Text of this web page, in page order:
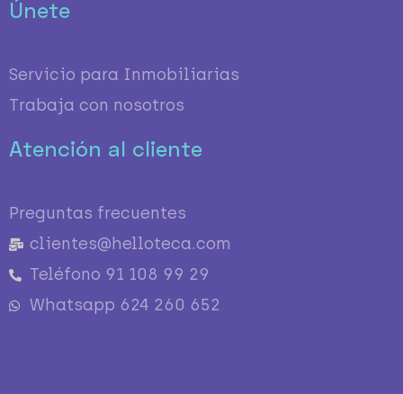
Únete
Servicio para Inmobiliarias
Trabaja con nosotros
Atención al cliente
Preguntas frecuentes
clientes@helloteca.com
Teléfono 91 108 99 29
Whatsapp 624 260 652